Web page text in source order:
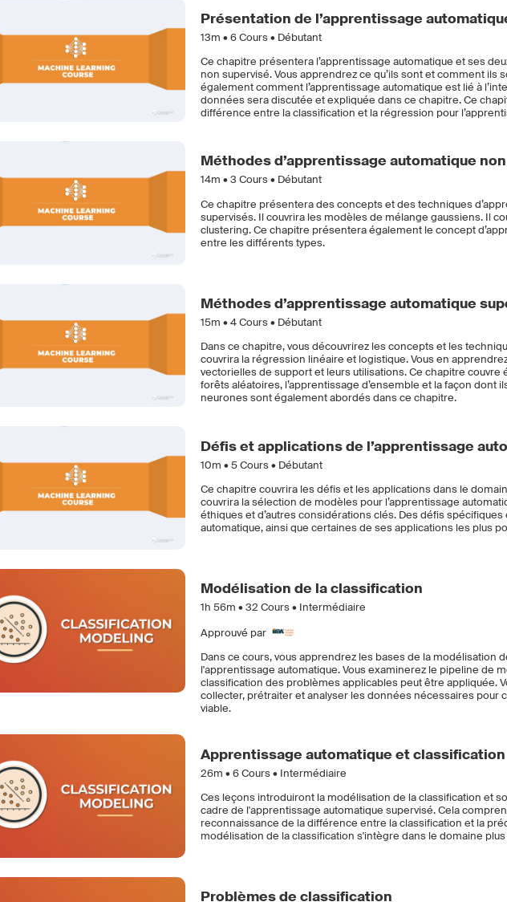
Présentation de l’apprentissage
13m •6Cours • Débutant
Ce chapitre présentera l’apprentissage automatique et ses
non supervisé. Vous apprendrez ce qu’ils sont et comment ils
également comment l’apprentissage automatique est lié à
données sera discutée et expliquée dans ce chapitre. Ce
différence entre la classification et la régression pour
Méthodes d’apprentissage automatique
14m •3 Cours • Débutant
Ce chapitre présentera des concepts et des techniques
supervisés. Il couvrira les modèles de mélange gaussiens. Il
clustering. Ce chapitre présentera également le concept
entre les différents types.
Méthodes d’apprentissage automatique
15m •4Cours • Débutant
Dans ce chapitre, vous découvrirez les concepts et les
couvrira la régression linéaire et logistique. Vous en
vectorielles de support et leurs utilisations. Ce chapitre
forêts aléatoires, l’apprentissage d’ensemble et la façon dont
neurones sont également abordés dans ce chapitre.
Défis et applications de l’apprentissage
10m •5Cours • Débutant
Ce chapitre couvrira les défis et les applications dans le
couvrira la sélection de modèles pour l’apprentissage
éthiques et d’autres considérations clés. Des défis spécifiques
automatique, ainsi que certaines de ses applications les plus
Modélisation de la classification
1h 56m •32Cours • Intermédiaire
Approuvé par
Dans ce cours, vous apprendrez les bases de la modélisation
l'apprentissage automatique. Vous examinerez le pipeline de
classification des problèmes applicables peut être appliquée.
collecter, prétraiter et analyser les données nécessaires pour
viable.
Apprentissage automatique et classification
26m •6Cours • Intermédiaire
Ces leçons introduiront la modélisation de la classification et
cadre de l'apprentissage automatique supervisé. Cela
reconnaissance de la différence entre la classification et la
modélisation de la classification s'intègre dans le domaine
Problèmes de classification